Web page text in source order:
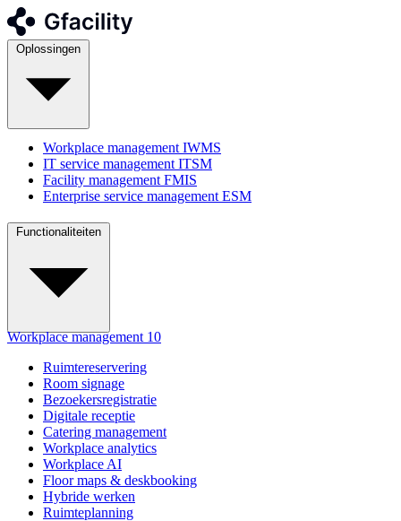
Workplace management IWMS
IT service management ITSM
Facility management FMIS
Enterprise service management ESM
Workplace management 10
Ruimtereservering
Room signage
Bezoekersregistratie
Digitale receptie
Catering management
Workplace analytics
Workplace AI
Floor maps & deskbooking
Hybride werken
Ruimteplanning